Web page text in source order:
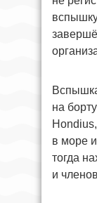
на
в море
тогда
и